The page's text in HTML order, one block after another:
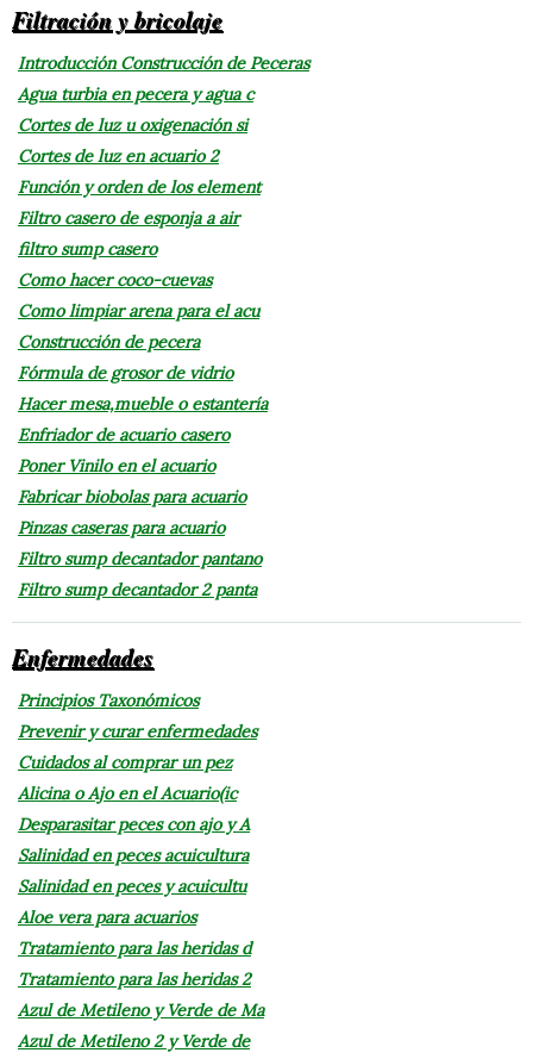
Filtración y bricolaje
Introducción Construcción de Peceras
Agua turbia en pecera y agua c
Cortes de luz u oxigenación si
Cortes de luz en acuario 2
Función y orden de los element
Filtro casero de esponja a air
filtro sump casero
Como hacer coco-cuevas
Como limpiar arena para el acu
Construcción de pecera
Fórmula de grosor de vidrio
Hacer mesa,mueble o estantería
Enfriador de acuario casero
Poner Vinilo en el acuario
Fabricar biobolas para acuario
Pinzas caseras para acuario
Filtro sump decantador pantano
Filtro sump decantador 2 panta
Enfermedades
Principios Taxonómicos
Prevenir y curar enfermedades
Cuidados al comprar un pez
Alicina o Ajo en el Acuario(ic
Desparasitar peces con ajo y A
Salinidad en peces acuicultura
Salinidad en peces y acuicultu
Aloe vera para acuarios
Tratamiento para las heridas d
Tratamiento para las heridas 2
Azul de Metileno y Verde de Ma
Azul de Metileno 2 y Verde de